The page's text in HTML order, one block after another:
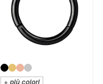
+ più colori